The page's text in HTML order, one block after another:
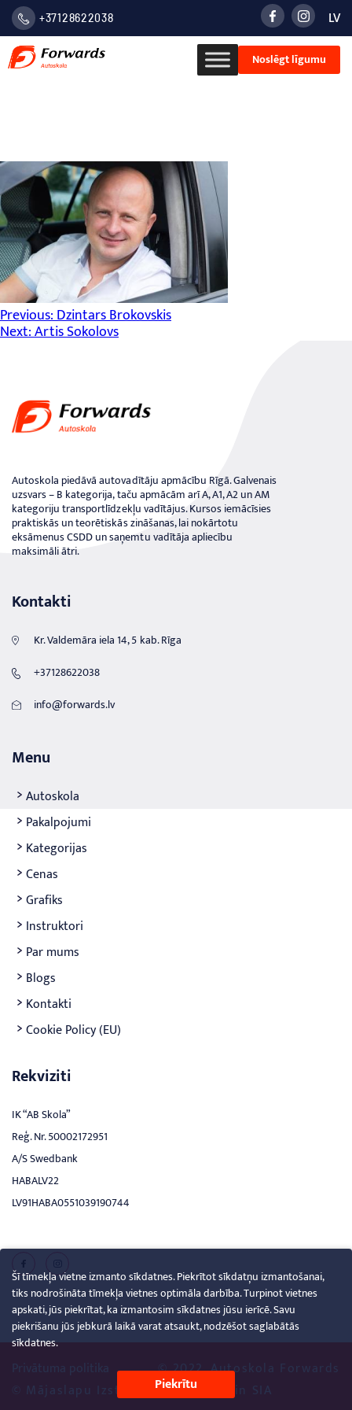
+37128622038 LV
Noslēgt līgumu
Ziņu
izvēlne
Previous:Dzintars Brokovskis
Next:Artis Sokolovs
Autoskola piedāvā autovadītāju apmācību Rīgā. Galvenais
uzsvars – B kategorija, taču apmācām arī A, A1, A2 un AM
kategoriju transportlīdzekļu vadītājus. Kursos iemācīsies
praktiskās un teorētiskās zināšanas, lai nokārtotu
eksāmenus CSDD un saņemtu vadītāja apliecību
maksimāli ātri.
Kontakti
Kr. Valdemāra iela 14, 5 kab. Rīga
+37128622038
info@forwards.lv
Menu
Autoskola
Pakalpojumi
Kategorijas
Cenas
Grafiks
Instruktori
Par mums
Blogs
Kontakti
Cookie Policy (EU)
Rekviziti
IK “AB Skola”
Reģ. Nr. 50002172951
A/S Swedbank
HABALV22
LV91HABA0551039190744
Privātuma politika
© 2022. Autoskola Forwards
© Mājaslapu Izstrāde Creative Brain SIA
Šī tīmekļa vietne izmanto sīkdatnes. Piekrītot sīkdatņu izmantošanai,
tiks nodrošināta tīmekļa vietnes optimāla darbība. Turpinot vietnes
apskati, jūs piekrītat, ka izmantosim sīkdatnes jūsu ierīcē. Savu
piekrišanu jūs jebkurā laikā varat atsaukt, nodzēšot saglabātās
sīkdatnes.
Piekrītu